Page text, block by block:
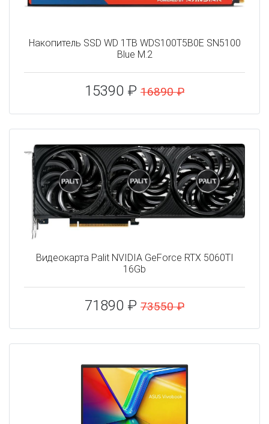
Накопитель SSD WD 1TB WDS100T5B0E SN5100
Blue M.2
15390 ₽ 16890 ₽
Видеокарта Palit NVIDIA GeForce RTX 5060TI
16Gb
71890 ₽ 73550 ₽